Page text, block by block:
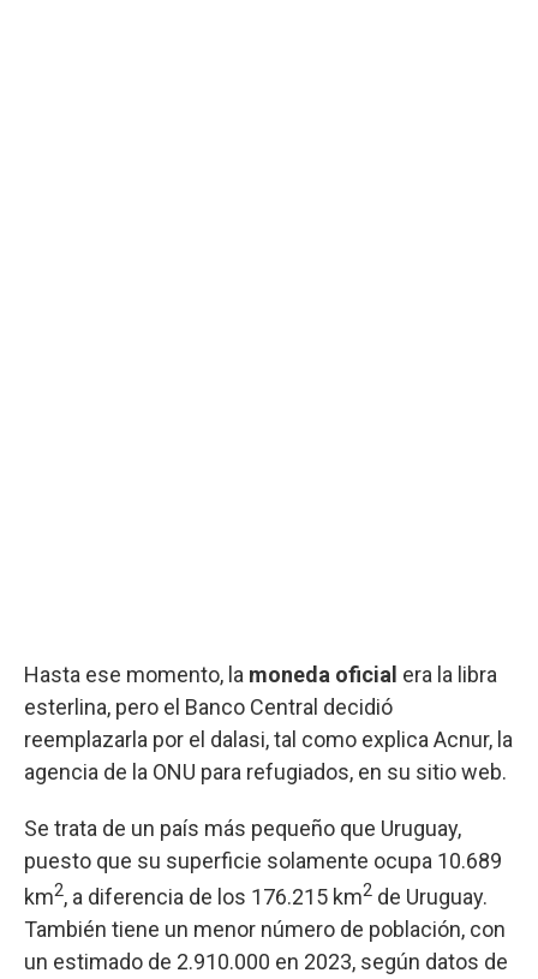
Hasta ese momento, la moneda oficial era la libra
esterlina, pero el Banco Central decidió
reemplazarla por el dalasi, tal como explica Acnur, la
agencia de la ONU para refugiados, en su sitio web.
Se trata de un país más pequeño que Uruguay,
puesto que su superficie solamente ocupa 10.689
km2, a diferencia de los 176.215 km2 de Uruguay.
También tiene un menor número de población, con
un estimado de 2.910.000 en 2023, según datos de